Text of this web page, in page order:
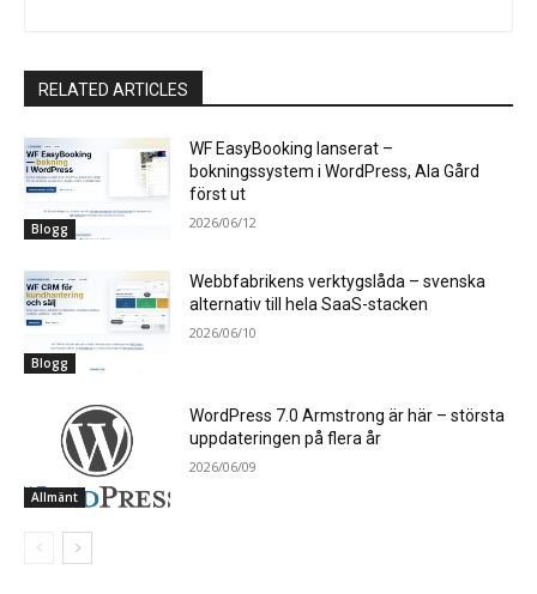
RELATED ARTICLES
Blogg
WF EasyBooking lanserat –
bokningssystem i WordPress, Ala Gård
först ut
2026/06/12
Blogg
Webbfabrikens verktygslåda – svenska
alternativ till hela SaaS-stacken
2026/06/10
Allmänt
WordPress 7.0 Armstrong är här – största
uppdateringen på flera år
2026/06/09